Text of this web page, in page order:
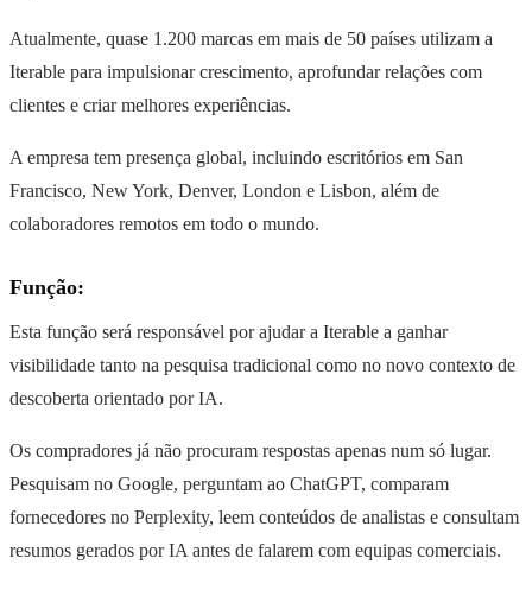
Atualmente, quase 1.200 marcas em mais de 50 países utilizam a
Iterable para impulsionar crescimento, aprofundar relações com
clientes e criar melhores experiências.
A empresa tem presença global, incluindo escritórios em San
Francisco, New York, Denver, London e Lisbon, além de
colaboradores remotos em todo o mundo.
Função:
Esta função será responsável por ajudar a Iterable a ganhar
visibilidade tanto na pesquisa tradicional como no novo contexto de
descoberta orientado por IA.
Os compradores já não procuram respostas apenas num só lugar.
Pesquisam no Google, perguntam ao ChatGPT, comparam
fornecedores no Perplexity, leem conteúdos de analistas e consultam
resumos gerados por IA antes de falarem com equipas comerciais.